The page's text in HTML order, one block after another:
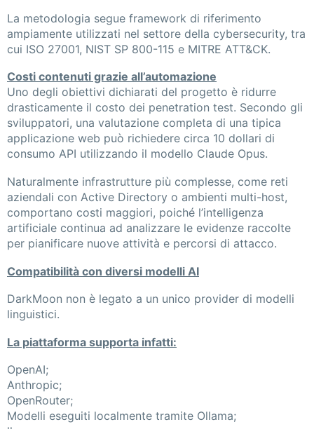
La metodologia segue framework di riferimento
ampiamente utilizzati nel settore della cybersecurity, tra
cui ISO 27001, NIST SP 800-115 e MITRE ATT&CK.
Costi contenuti grazie all’automazione
Uno degli obiettivi dichiarati del progetto è ridurre
drasticamente il costo dei penetration test. Secondo gli
sviluppatori, una valutazione completa di una tipica
applicazione web può richiedere circa 10 dollari di
consumo API utilizzando il modello Claude Opus.
Naturalmente infrastrutture più complesse, come reti
aziendali con Active Directory o ambienti multi-host,
comportano costi maggiori, poiché l’intelligenza
artificiale continua ad analizzare le evidenze raccolte
per pianificare nuove attività e percorsi di attacco.
Compatibilità con diversi modelli AI
DarkMoon non è legato a un unico provider di modelli
linguistici.
La piattaforma supporta infatti:
OpenAI;
Anthropic;
OpenRouter;
Modelli eseguiti localmente tramite Ollama;